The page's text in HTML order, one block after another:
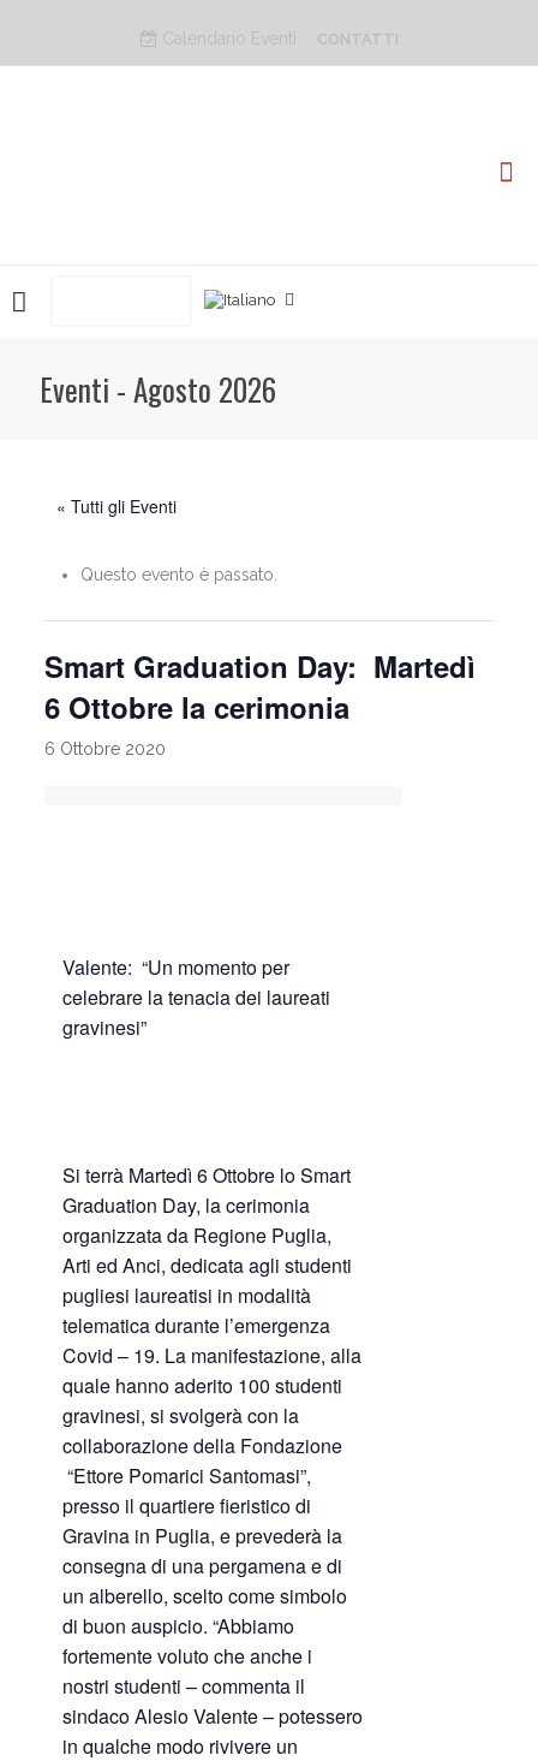
Calendario Eventi CONTATTI
Eventi - Agosto 2026
« Tutti gli Eventi
Questo evento è passato.
Smart Graduation Day: Martedì
6 Ottobre la cerimonia
6 Ottobre 2020
Valente: “Un momento per
celebrare la tenacia dei laureati
gravinesi”
Si terrà Martedì 6 Ottobre lo Smart
Graduation Day, la cerimonia
organizzata da Regione Puglia,
Arti ed Anci, dedicata agli studenti
pugliesi laureatisi in modalità
telematica durante l’emergenza
Covid – 19. La manifestazione, alla
quale hanno aderito 100 studenti
gravinesi, si svolgerà con la
collaborazione della Fondazione
“Ettore Pomarici Santomasi”,
presso il quartiere fieristico di
Gravina in Puglia, e prevederà la
consegna di una pergamena e di
un alberello, scelto come simbolo
di buon auspicio. “Abbiamo
fortemente voluto che anche i
nostri studenti – commenta il
sindaco Alesio Valente – potessero
in qualche modo rivivere un